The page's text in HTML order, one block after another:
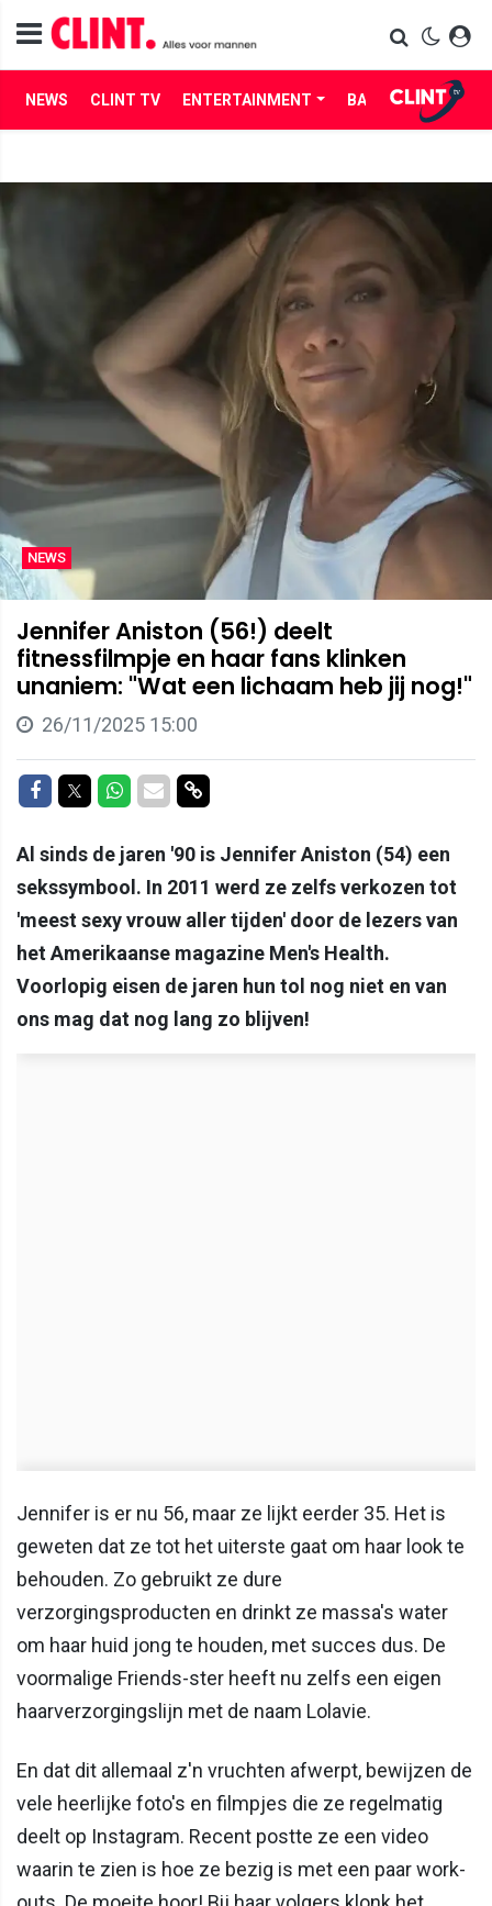
NEWS CLINT TV ENTERTAINMENT BABES LIFE
NEWS
Jennifer Aniston (56!) deelt
fitnessfilmpje en haar fans klinken
unaniem: "Wat een lichaam heb jij nog!"
26/11/2025 15:00
Delen op Facebook
Delen op Twitter
Delen op Whatsapp
Delen via Mail
Delen via link
Al sinds de jaren '90 is Jennifer Aniston (54) een
sekssymbool. In 2011 werd ze zelfs verkozen tot
'meest sexy vrouw aller tijden' door de lezers van
het Amerikaanse magazine Men's Health.
Voorlopig eisen de jaren hun tol nog niet en van
ons mag dat nog lang zo blijven!
Jennifer is er nu 56, maar ze lijkt eerder 35. Het is
geweten dat ze tot het uiterste gaat om haar look te
behouden. Zo gebruikt ze dure
verzorgingsproducten en drinkt ze massa's water
om haar huid jong te houden, met succes dus. De
voormalige Friends-ster heeft nu zelfs een eigen
haarverzorgingslijn met de naam Lolavie.
En dat dit allemaal z'n vruchten afwerpt, bewijzen de
vele heerlijke foto's en filmpjes die ze regelmatig
deelt op Instagram. Recent postte ze een video
waarin te zien is hoe ze bezig is met een paar work-